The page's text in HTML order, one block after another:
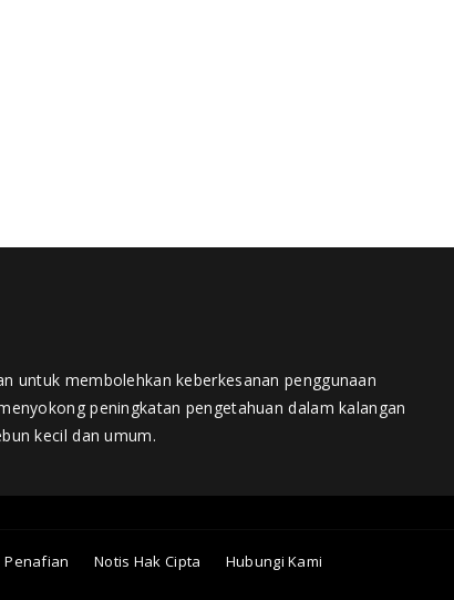
untuk membolehkan keberkesanan penggunaan
peningkatan pengetahuan dalam kalangan
kecil dan umum.
Penafian Notis Hak Cipta Hubungi Kami